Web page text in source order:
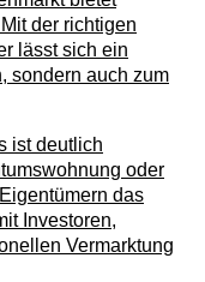
der richtigen
lässt sich ein
sondern auch zum
ist deutlich
oder
das
Investoren,
Vermarktung